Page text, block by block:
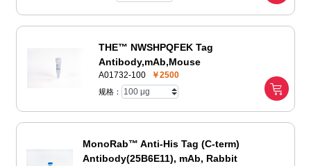
THE™ NWSHPQFEK Tag
Antibody,mAb,Mouse
A01732-100 ￥2500
规格：
MonoRab™ Anti-His Tag (C-term)
Antibody(25B6E11), mAb, Rabbit